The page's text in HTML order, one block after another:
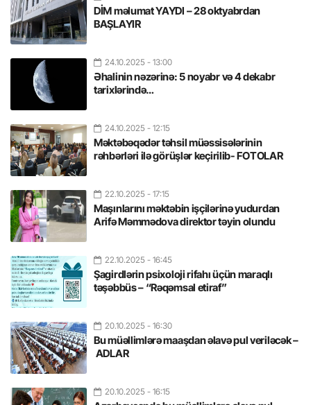
DİM məlumat YAYDI – 28 oktyabrdan
BAŞLAYIR
24.10.2025 - 13:00
Əhalinin nəzərinə: 5 noyabr və 4 dekabr
tarixlərində…
24.10.2025 - 12:15
Məktəbəqədər təhsil müəssisələrinin
rəhbərləri ilə görüşlər keçirilib- FOTOLAR
22.10.2025 - 17:15
Maşınlarını məktəbin işçilərinə yudurdan
Arifə Məmmədova direktor təyin olundu
22.10.2025 - 16:45
Şagirdlərin psixoloji rifahı üçün maraqlı
təşəbbüs – “Rəqəmsal etiraf”
20.10.2025 - 16:30
Bu müəllimlərə maaşdan əlavə pul veriləcək –
ADLAR
20.10.2025 - 16:15